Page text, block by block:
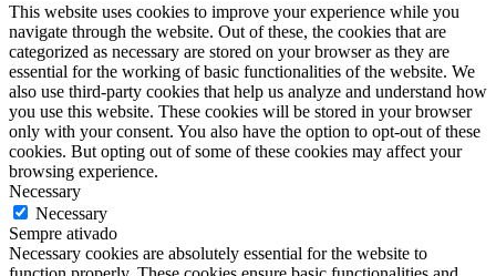
This website uses cookies to improve your experience while you
navigate through the website. Out of these, the cookies that are
categorized as necessary are stored on your browser as they are
essential for the working of basic functionalities of the website. We
also use third-party cookies that help us analyze and understand how
you use this website. These cookies will be stored in your browser
only with your consent. You also have the option to opt-out of these
cookies. But opting out of some of these cookies may affect your
browsing experience.
Necessary
Necessary
Sempre ativado
Necessary cookies are absolutely essential for the website to